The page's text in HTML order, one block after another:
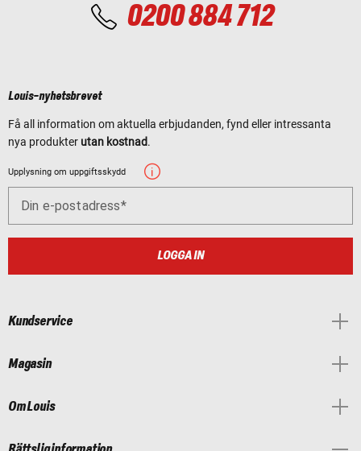
0200 884 712
Louis-nyhetsbrevet
Få all information om aktuella erbjudanden, fynd eller intressanta
nya produkter utan kostnad.
Upplysning om uppgiftsskydd
Din e-postadress
LOGGA IN
Kundservice
Magasin
Om Louis